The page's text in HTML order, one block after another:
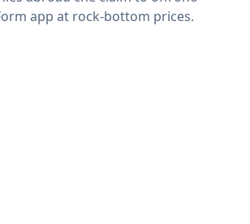
app at rock-bottom prices.